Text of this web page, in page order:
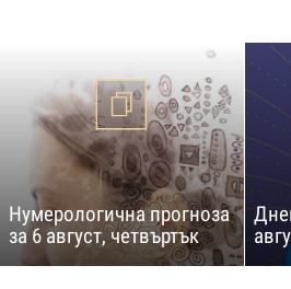
Нумерологична прогноза
за 6 август, четвъртък